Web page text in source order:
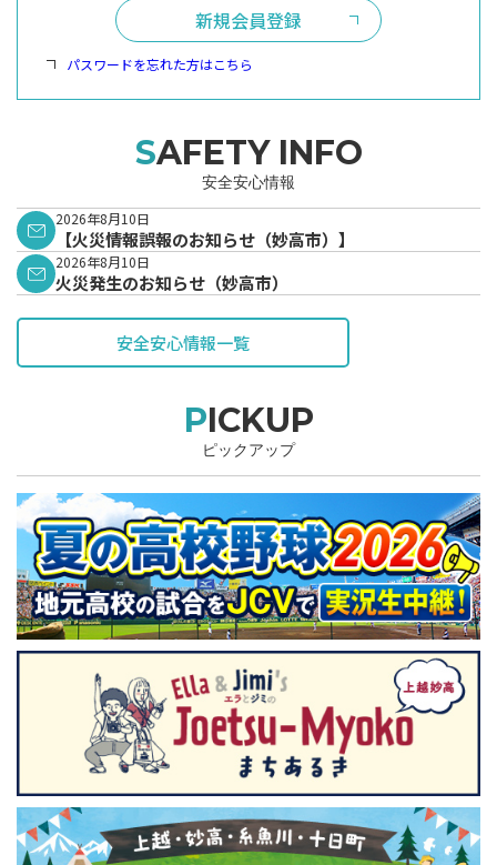
新規会員登録
パスワードを忘れた方はこちら
SAFETY INFO
安全安心情報
2026年8月10日
【火災情報誤報のお知らせ（妙高市）】
2026年8月10日
火災発生のお知らせ（妙高市）
安全安心情報一覧
PICKUP
ピックアップ